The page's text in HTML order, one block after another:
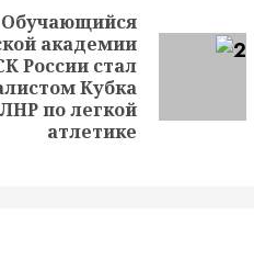
Обучающийся
академии
России стал
Кубка
ЛНР по легкой
атлетике